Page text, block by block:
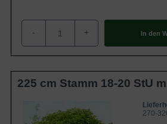
- + In den
225 cm Stamm 18-20 StU
270-